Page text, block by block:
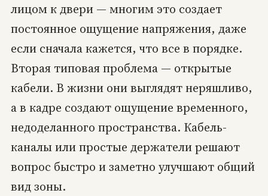
лицом к двери — многим это создает
постоянное ощущение напряжения, даже
если сначала кажется, что все в порядке.
Вторая типовая проблема — открытые
кабели. В жизни они выглядят неряшливо,
а в кадре создают ощущение временного,
недоделанного пространства. Кабель-
каналы или простые держатели решают
вопрос быстро и заметно улучшают общий
вид зоны.